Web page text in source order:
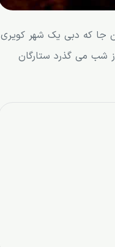
جا که دبی یک شهر کویری
شب می گذرد ستارگان